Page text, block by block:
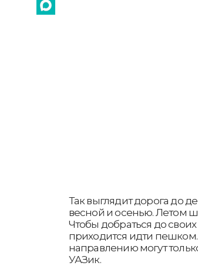
Так выглядит дорога до
весной и осенью. Летом
Чтобы добраться до
приходится идти пешком.
направлению могут
УАЗик.